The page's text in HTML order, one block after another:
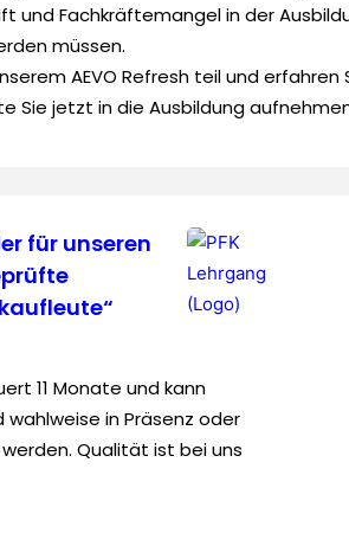
und Fachkräftemangel in der
müssen.
AEVO Refresh teil und erfahren
Sie jetzt in die Ausbildung
für unseren
11 Monate und kann
in Präsenz oder
Qualität ist bei uns